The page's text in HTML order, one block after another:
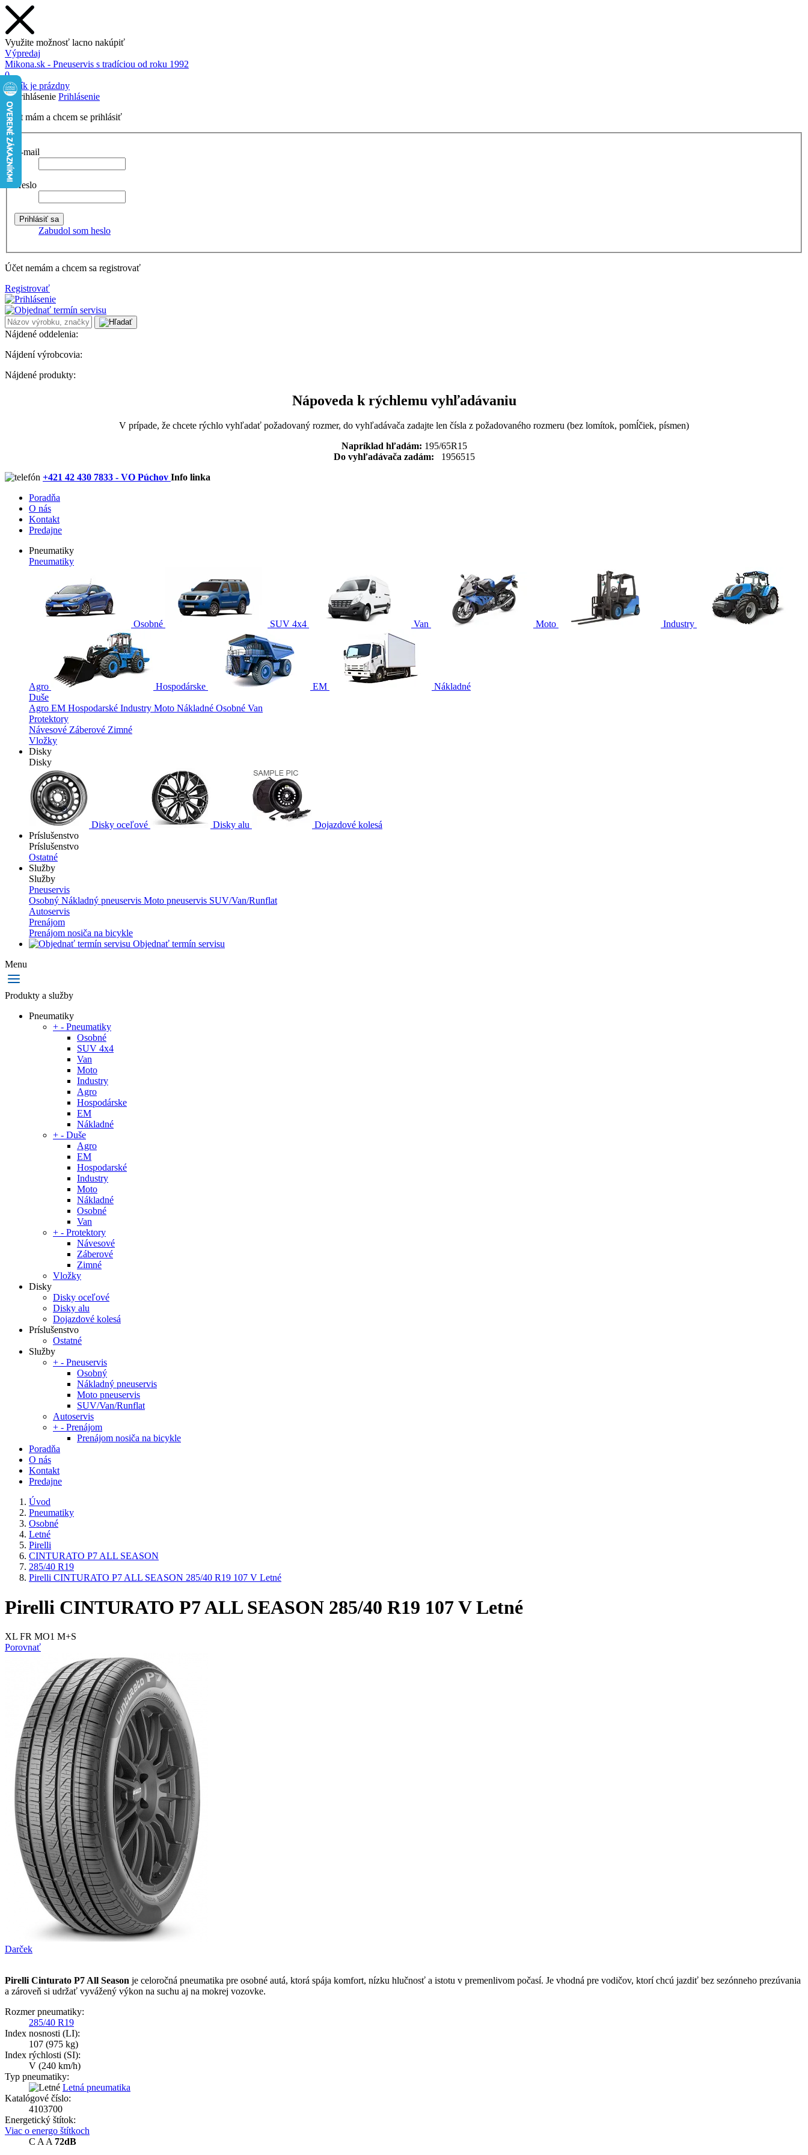
Využite možnosť lacno nakúpiť
Výpredaj
Mikona.sk - Pneuservis s tradíciou od roku 1992
0
Košík je prázdny
Prihlásenie
Účet mám a chcem se prihlásiť
E-mail
Heslo
Zabudol som heslo
Účet nemám a chcem sa registrovať
Registrovať
Nájdené oddelenia:
Nájdení výrobcovia:
Nájdené produkty:
Nápoveda k rýchlemu vyhľadávaniu
V prípade, že chcete rýchlo vyhľadať požadovaný rozmer, do vyhľadávača zadajte len čísla z požadovaného rozmeru (bez lomítok, pomĺčiek, písmen)
Napríklad hľadám: 195/65R15
Do vyhľadávača zadám: 1956515
+421 42 430 7833 - VO Púchov Info linka
Poradňa
O nás
Kontakt
Predajne
Pneumatiky
Pneumatiky
Osobné SUV 4x4 Van Moto Industry
Agro Hospodárske EM
Nákladné
Duše
Agro EM Hospodarské Industry Moto Nákladné Osobné Van
Protektory
Návesové Záberové Zimné
Vložky
Disky
Disky
Disky oceľové Disky alu
Dojazdové kolesá
Príslušenstvo
Príslušenstvo
Ostatné
Služby
Služby
Pneuservis
Osobný Nákladný pneuservis Moto pneuservis SUV/Van/Runflat
Autoservis
Prenájom
Prenájom nosiča na bicykle
Objednať termín servisu
Menu
Produkty a služby
Pneumatiky
+ - Pneumatiky
Osobné
SUV 4x4
Van
Moto
Industry
Agro
Hospodárske
EM
Nákladné
+ - Duše
Agro
EM
Hospodarské
Industry
Moto
Nákladné
Osobné
Van
+ - Protektory
Návesové
Záberové
Zimné
Vložky
Disky
Disky oceľové
Disky alu
Dojazdové kolesá
Príslušenstvo
Ostatné
Služby
+ - Pneuservis
Osobný
Nákladný pneuservis
Moto pneuservis
SUV/Van/Runflat
Autoservis
+ - Prenájom
Prenájom nosiča na bicykle
Poradňa
O nás
Kontakt
Predajne
Úvod
Pneumatiky
Osobné
Letné
Pirelli
CINTURATO P7 ALL SEASON
285/40 R19
Pirelli CINTURATO P7 ALL SEASON 285/40 R19 107 V Letné
Pirelli CINTURATO P7 ALL SEASON 285/40 R19 107 V Letné
XL FR MO1 M+S
Porovnať
Darček
Pirelli Cinturato P7 All Season je celoročná pneumatika pre osobné autá, ktorá spája komfort, nízku hlučnosť a istotu v premenlivom počasí. Je vhodná pre vodičov, ktorí chcú jazdiť bez sezónneho prezúvania
a zároveň si udržať vyvážený výkon na suchu aj na mokrej vozovke.
Rozmer pneumatiky:
285/40 R19
Index nosnosti (LI):
107 (975 kg)
Index rýchlosti (SI):
V (240 km/h)
Typ pneumatiky:
Letná pneumatika
Katalógové číslo:
4103700
Energetický štítok:
Viac o energo štítkoch
C A A 72dB